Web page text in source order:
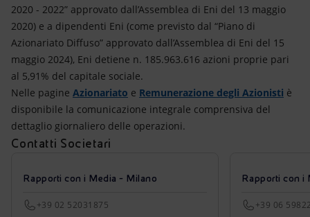
2020 - 2022” approvato dall’Assemblea di Eni del 13 maggio
2020) e a dipendenti Eni (come previsto dal “Piano di
Azionariato Diffuso” approvato dall’Assemblea di Eni del 15
maggio 2024), Eni detiene n. 185.963.616 azioni proprie pari
al 5,91% del capitale sociale.
Nelle pagine Azionariato e Remunerazione degli Azionisti è
disponibile la comunicazione integrale comprensiva del
dettaglio giornaliero delle operazioni.
Contatti Societari
Rapporti con i Media - Milano
+39 02 52031875
Rapporti con i
+39 06